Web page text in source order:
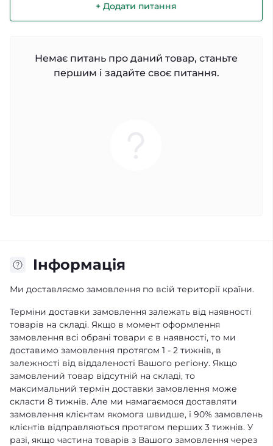
+ Додати питання
Немає питань про даний товар, станьте
першим і задайте своє питання.
Iнформація
Ми доставляємо замовлення по всій території країни.
Терміни доставки замовлення залежать від наявності
товарів на складі. Якщо в момент оформлення
замовлення всі обрані товари є в наявності, то ми
доставимо замовлення протягом 1 - 2 тижнів, в
залежності від віддаленості Вашого регіону. Якщо
замовлений товар відсутній на складі, то
максимальний термін доставки замовлення може
скласти 8 тижнів. Але ми намагаємося доставляти
замовлення клієнтам якомога швидше, і 90% замовлень
клієнтів відправляються протягом перших 3 тижнів. У
разі, якщо частина товарів з Вашого замовлення через